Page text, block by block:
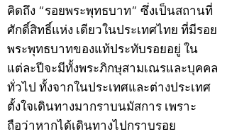
คิดถึง “รอยพระพุทธบาท” ซึ่งเป็นสถานที่
ศักดิ์สิทธิ์แห่ง เดียวในประเทศไทย ที่มีรอย
พระพุทธบาทของแท้ประทับรอยอยู่ ใน
แต่ละปีจะมีทั้งพระภิกษุสามเณรและบุคคล
ทั่วไป ทั้งจากในประเทศและต่างประเทศ
ตั้งใจเดินทางมากราบนมัสการ เพราะ
ถือว่าหากได้เดินทางไปกราบรอย